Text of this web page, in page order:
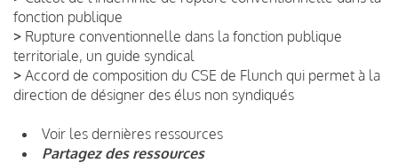
fonction publique
> Rupture conventionnelle dans la fonction publique
territoriale, un guide syndical
> Accord de composition du CSE de Flunch qui permet à la
direction de désigner des élus non syndiqués
Voir les dernières ressources
Partagez des ressources